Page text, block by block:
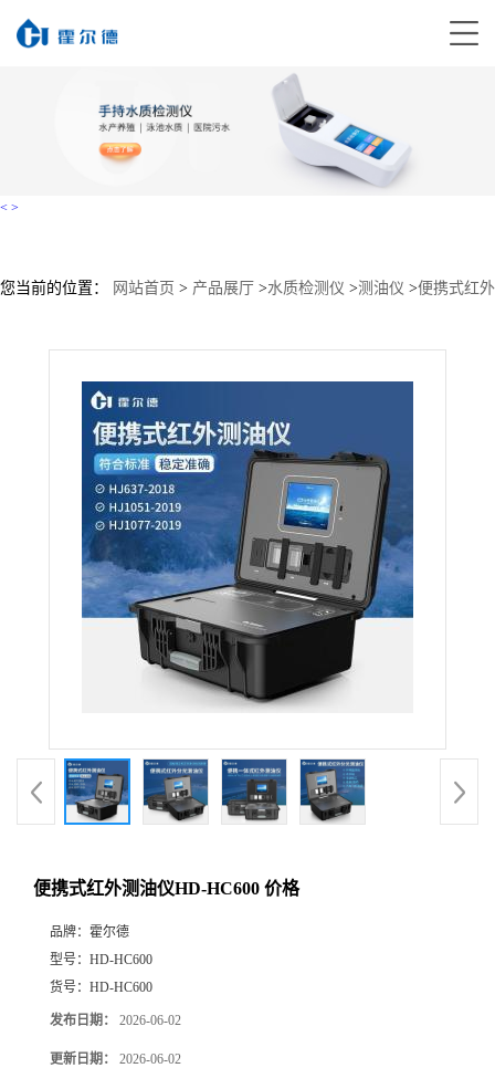
< >
您当前的位置： 网站首页 > 产品展厅 >水质检测仪 >测油仪 >便携式红外
便携式红外测油仪HD-HC600 价格
品牌： 霍尔德
型号： HD-HC600
货号： HD-HC600
发布日期： 2026-06-02
更新日期： 2026-06-02